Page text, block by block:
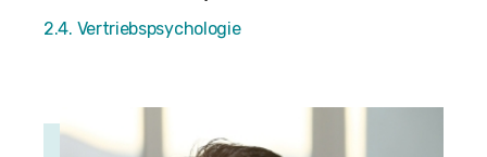
2.4. Vertriebspsychologie